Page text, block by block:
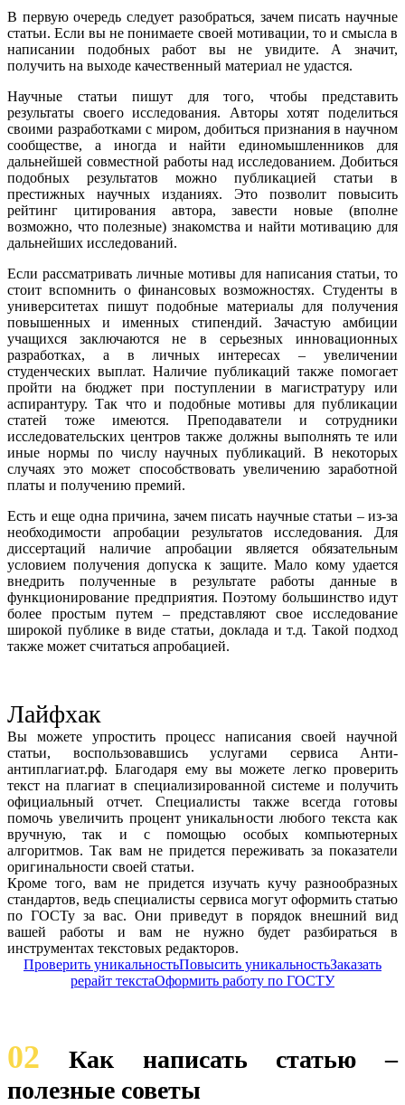
В первую очередь следует разобраться, зачем писать научные
статьи. Если вы не понимаете своей мотивации, то и смысла в
написании подобных работ вы не увидите. А значит,
получить на выходе качественный материал не удастся.
Научные статьи пишут для того, чтобы представить
результаты своего исследования. Авторы хотят поделиться
своими разработками с миром, добиться признания в научном
сообществе, а иногда и найти единомышленников для
дальнейшей совместной работы над исследованием. Добиться
подобных результатов можно публикацией статьи в
престижных научных изданиях. Это позволит повысить
рейтинг цитирования автора, завести новые (вполне
возможно, что полезные) знакомства и найти мотивацию для
дальнейших исследований.
Если рассматривать личные мотивы для написания статьи, то
стоит вспомнить о финансовых возможностях. Студенты в
университетах пишут подобные материалы для получения
повышенных и именных стипендий. Зачастую амбиции
учащихся заключаются не в серьезных инновационных
разработках, а в личных интересах – увеличении
студенческих выплат. Наличие публикаций также помогает
пройти на бюджет при поступлении в магистратуру или
аспирантуру. Так что и подобные мотивы для публикации
статей тоже имеются. Преподаватели и сотрудники
исследовательских центров также должны выполнять те или
иные нормы по числу научных публикаций. В некоторых
случаях это может способствовать увеличению заработной
платы и получению премий.
Есть и еще одна причина, зачем писать научные статьи – из-за
необходимости апробации результатов исследования. Для
диссертаций наличие апробации является обязательным
условием получения допуска к защите. Мало кому удается
внедрить полученные в результате работы данные в
функционирование предприятия. Поэтому большинство идут
более простым путем – представляют свое исследование
широкой публике в виде статьи, доклада и т.д. Такой подход
также может считаться апробацией.
Лайфхак
Вы можете упростить процесс написания своей научной
статьи, воспользовавшись услугами сервиса Анти-
антиплагиат.рф. Благодаря ему вы можете легко проверить
текст на плагиат в специализированной системе и получить
официальный отчет. Специалисты также всегда готовы
помочь увеличить процент уникальности любого текста как
вручную, так и с помощью особых компьютерных
алгоритмов. Так вам не придется переживать за показатели
оригинальности своей статьи.
Кроме того, вам не придется изучать кучу разнообразных
стандартов, ведь специалисты сервиса могут оформить статью
по ГОСТу за вас. Они приведут в порядок внешний вид
вашей работы и вам не нужно будет разбираться в
инструментах текстовых редакторов.
Проверить уникальностьПовысить уникальностьЗаказать
рерайт текстаОформить работу по ГОСТУ
02 Как написать статью –
полезные советы